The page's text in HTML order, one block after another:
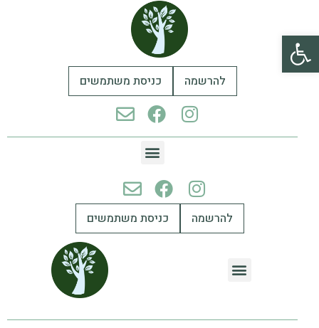
פתח סרגל נגישות
להרשמה כניסת משתמשים
להרשמה כניסת משתמשים